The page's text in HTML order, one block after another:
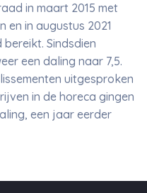
in maart 2015 met
en in augustus 2021
Sindsdien
een daling naar 7,5.
uitgesproken
in de horeca gingen
een jaar eerder